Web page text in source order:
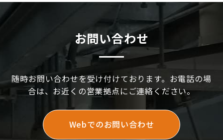
お問い合わせ
随時お問い合わせを受け付けております。お電話の場
合は、お近くの営業拠点にご連絡ください。
Webでのお問い合わせ